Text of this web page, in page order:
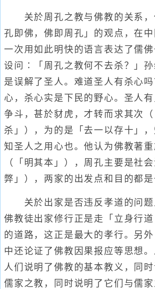
关於周孔之教与佛教的关系，
孔即佛，佛即周孔」的观点，在
一次用如此明快的语言表达了儒
设问∶「周孔之教何不去杀？」孙
是误解了圣人。难道圣人有杀心
心，杀心实是下民的野心。圣人
争斗，甚於豺虎，才转而求其次
杀」），为的是「去一以存十」，
知圣人之用心也。他认为佛教著
（「明其本」），周孔主要是社
弊」），两家的出发点和目的都是
关於出家是否违反孝道的问题
佛教徒出家修行正是走「立身行道
的道路，这正是最大的孝行。另外
中还论证了佛教因果报应等思想
人们说明了佛教的基本教义，同
儒家之教，同时说明了它们与儒